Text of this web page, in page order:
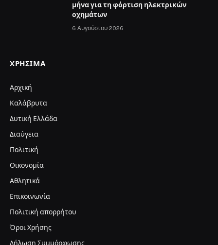
μήνα για τη φόρτιση ηλεκτρικών
οχημάτων
6 Αυγούστου 2026
ΧΡΉΣΙΜΑ
Αρχική
Καλάβρυτα
Δυτική Ελλάδα
Διαύγεια
Πολιτική
Οικονομία
Αθλητικά
Επικοινωνία
Πολιτική απορρήτου
Όροι Χρήσης
Δήλωση Συμμόρφωσης